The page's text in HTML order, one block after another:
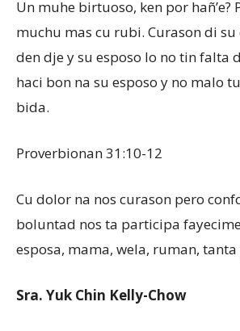
Un muhe birtuoso, ken por hañ’e?
muchu mas cu rubi. Curason di su
den dje y su esposo lo no tin falta
haci bon na su esposo y no malo
bida.
Proverbionan 31:10-12
Cu dolor na nos curason pero
boluntad nos ta participa
esposa, mama, wela, ruman,
Sra. Yuk Chin Kelly-Chow